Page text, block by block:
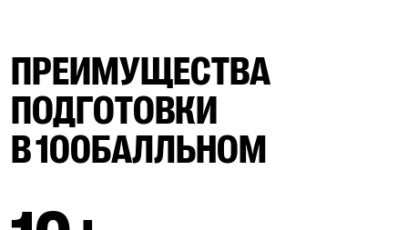
ПРЕИМУЩЕСТВА
ПОДГОТОВКИ
В 100БАЛЛЬНОМ